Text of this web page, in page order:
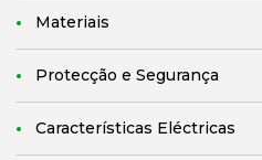
Materiais
Protecção e Segurança
Características Eléctricas